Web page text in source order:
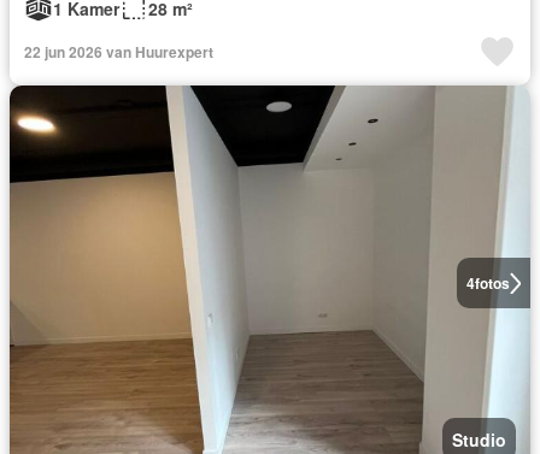
1 Kamer
28 m²
22 jun 2026 van Huurexpert
4fotos
Studio